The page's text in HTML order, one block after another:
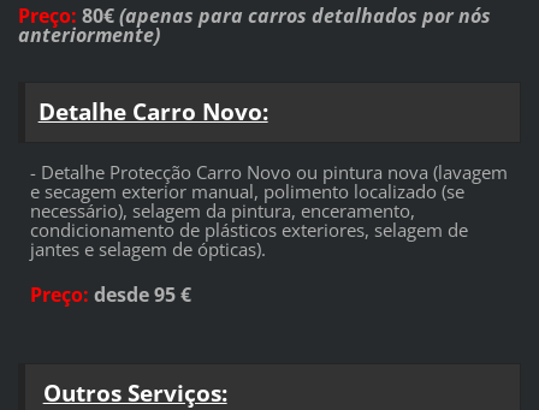
Preço: 80€(apenas para carros detalhados por nós
anteriormente)
Detalhe Carro Novo:
- Detalhe Protecção Carro Novo ou pintura nova (lavagem
e secagem exterior manual, polimento localizado (se
necessário), selagem da pintura, enceramento,
condicionamento de plásticos exteriores, selagem de
jantes e selagem de ópticas).
Preço: desde 95€
Outros Serviços: